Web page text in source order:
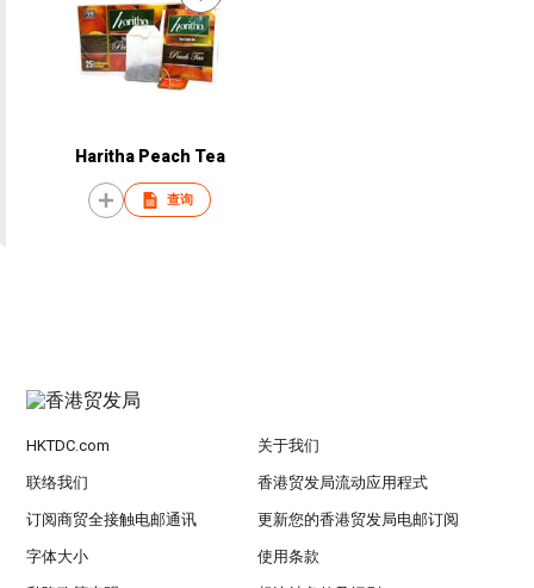
Haritha Peach Tea
查询
HKTDC.com 关于我们
联络我们 香港贸发局流动应用程式
订阅商贸全接触电邮通讯 更新您的香港贸发局电邮订阅
字体大小 使用条款